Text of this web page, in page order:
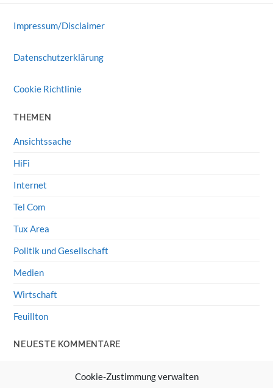
Cookie-Zustimmung verwalten
Impressum/Disclaimer
Datenschutzerklärung
Cookie Richtlinie
THEMEN
Ansichtssache
HiFi
Internet
Tel Com
Tux Area
Politik und Gesellschaft
Medien
Wirtschaft
Feuillton
NEUESTE KOMMENTARE